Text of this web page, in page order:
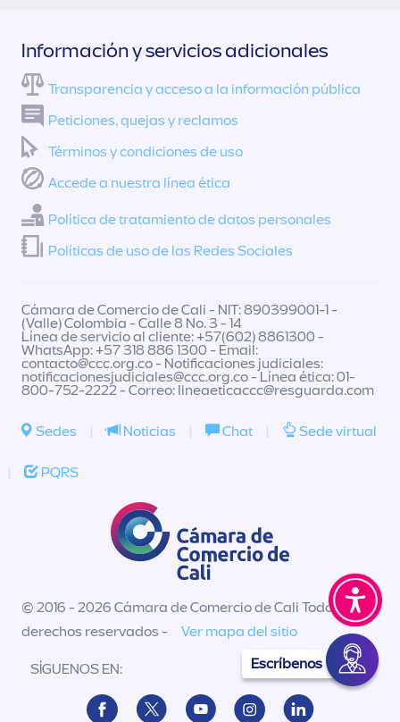
Escríbenos
Información y servicios adicionales
Transparencia y acceso a la información pública
Peticiones, quejas y reclamos
Términos y condiciones de uso
Accede a nuestra línea ética
Política de tratamiento de datos personales
Políticas de uso de las Redes Sociales
Cámara de Comercio de Cali - NIT: 890399001-1 -
(Valle) Colombia - Calle 8 No. 3 - 14
Línea de servicio al cliente: +57(602) 8861300 -
WhatsApp: +57 318 886 1300 - Email:
contacto@ccc.org.co- Notificaciones judiciales:
notificacionesjudiciales@ccc.org.co- Línea ética: 01-
800-752-2222 - Correo: lineaeticaccc@resguarda.com
Sedes | Noticias | Chat | Sede virtual
| PQRS
© 2016 - 2026 Cámara de Comercio de Cali Todos los
derechos reservados -
Ver mapa del sitio
SÍGUENOS EN: